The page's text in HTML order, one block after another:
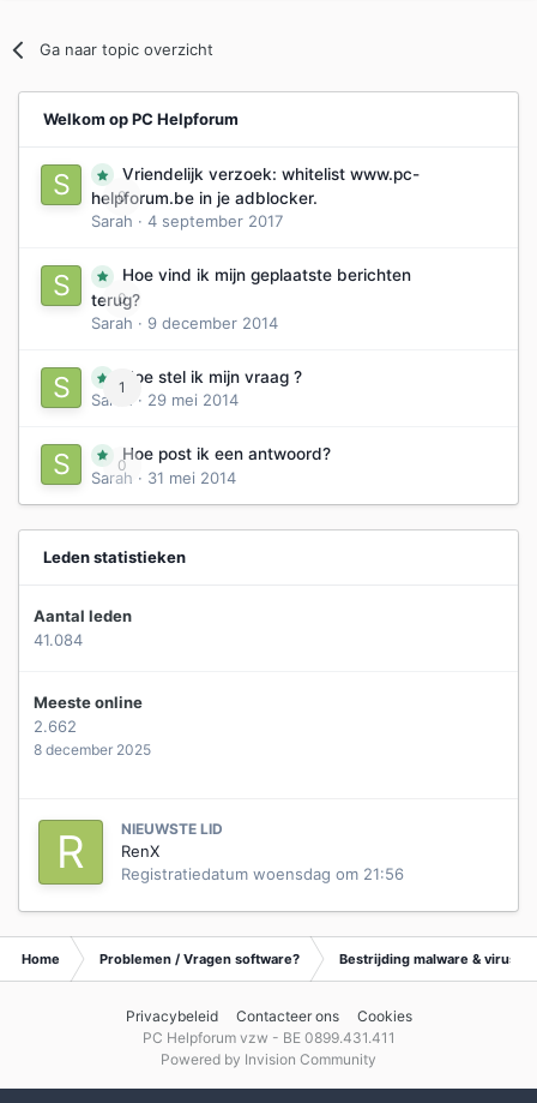
Ga naar topic overzicht
Welkom op PC Helpforum
0
Vriendelijk verzoek: whitelist www.pc-
helpforum.be in je adblocker.
Sarah · 4 september 2017
0
Hoe vind ik mijn geplaatste berichten
terug?
Sarah · 9 december 2014
1
Hoe stel ik mijn vraag ?
Sarah
· 29 mei 2014
0
Hoe post ik een antwoord?
Sarah · 31 mei 2014
Leden statistieken
Aantal leden
41.084
Meeste online
2.662
8 december 2025
NIEUWSTE LID
RenX
Registratiedatum woensdag om 21:56
Home Problemen / Vragen software? Bestrijding malware &
Privacybeleid Contacteer ons
Cookies
PC Helpforum vzw - BE 0899.431.411
Powered by Invision Community